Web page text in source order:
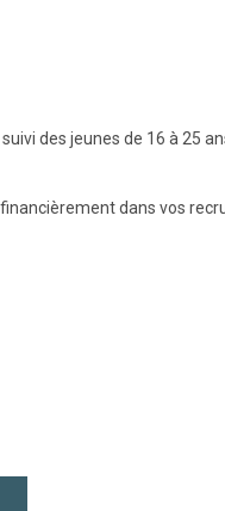
des jeunes de 16 à 25
dans vos